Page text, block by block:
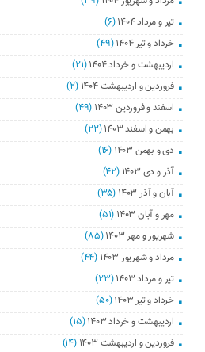
تیر و مرداد ۱۴۰۴
(۶)
خرداد و تیر ۱۴۰۴
(۴۹)
اردیبهشت و خرداد ۱۴۰۴
(۲۱)
فروردین و اردیبهشت ۱۴۰۴
(۲)
اسفند و فروردین ۱۴۰۳
(۴۹)
بهمن و اسفند ۱۴۰۳
(۲۲)
دی و بهمن ۱۴۰۳
(۱۶)
آذر و دی ۱۴۰۳
(۴۲)
آبان و آذر ۱۴۰۳
(۳۵)
مهر و آبان ۱۴۰۳
(۵۱)
شهریور و مهر ۱۴۰۳
(۸۵)
مرداد و شهریور ۱۴۰۳
(۴۴)
تیر و مرداد ۱۴۰۳
(۲۳)
خرداد و تیر ۱۴۰۳
(۵۰)
اردیبهشت و خرداد ۱۴۰۳
(۱۵)
فروردین و اردیبهشت ۱۴۰۳
(۱۴)